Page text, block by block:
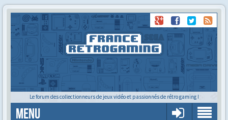
Le forum des collectionneurs de jeux vidéo et passionnés de rétro gaming !
MENU